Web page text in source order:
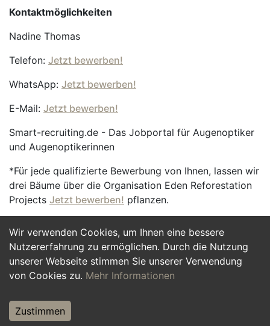
Wir verwenden Cookies, um Ihnen eine bessere
Nutzererfahrung zu ermöglichen. Durch die Nutzung
unserer Webseite stimmen Sie unserer Verwendung
von Cookies zu. Mehr Informationen
Zustimmen
Kontaktmöglichkeiten
Nadine Thomas
Telefon: Jetzt bewerben!
WhatsApp: Jetzt bewerben!
E-Mail: Jetzt bewerben!
Smart-recruiting.de - Das Jobportal für Augenoptiker
und Augenoptikerinnen
*Für jede qualifizierte Bewerbung von Ihnen, lassen wir
drei Bäume über die Organisation Eden Reforestation
Projects Jetzt bewerben! pflanzen.
Jetzt Bewerben